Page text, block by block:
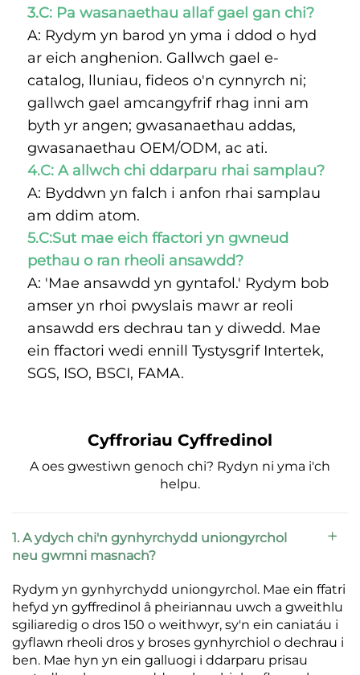
3.C: Pa wasanaethau allaf gael gan chi?
A: Rydym yn barod yn yma i ddod o hyd
ar eich anghenion. Gallwch gael e-
catalog, lluniau, fideos o'n cynnyrch ni;
gallwch gael amcangyfrif rhag inni am
byth yr angen; gwasanaethau addas,
gwasanaethau OEM/ODM, ac ati.
4.C: A allwch chi ddarparu rhai samplau?
A: Byddwn yn falch i anfon rhai samplau
am ddim atom.
5.C:Sut mae eich ffactori yn gwneud
pethau o ran rheoli ansawdd?
A: 'Mae ansawdd yn gyntafol.' Rydym bob
amser yn rhoi pwyslais mawr ar reoli
ansawdd ers dechrau tan y diwedd. Mae
ein ffactori wedi ennill Tystysgrif Intertek,
SGS, ISO, BSCI, FAMA.
Cyffroriau Cyffredinol
A oes gwestiwn genoch chi? Rydyn ni yma i'ch
helpu.
1. A ydych chi'n gynhyrchydd uniongyrchol
neu gwmni masnach?
Rydym yn gynhyrchydd uniongyrchol. Mae ein ffatri
hefyd yn gyffredinol â pheiriannau uwch a gweithlu
sgiliaredig o dros 150 o weithwyr, sy'n ein caniatáu i
gyflawn rheoli dros y broses gynhyrchiol o dechrau i
ben. Mae hyn yn ein galluogi i ddarparu prisau